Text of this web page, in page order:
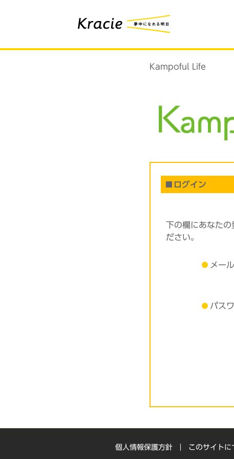
Kampoful Life
ログイン
下の欄にあなたの
ださい。
メー
パス
個人情報保護方針 このサイトに